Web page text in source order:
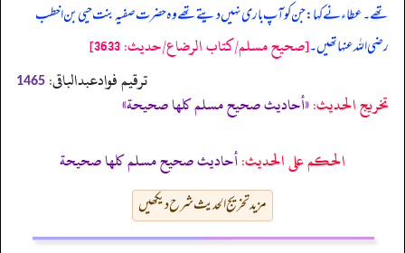
تھے۔ عطاء نے کہا: جن کو آپ باری نہیں دیتے تھے وہ حضرت صفیہ بنت حیی بن اخطب
رضی اللہ عنہا تھیں۔[صحيح مسلم/كتاب الرضاع/حدیث: 3633]
ترقیم فوادعبدالباقی: 1465
تخریج الحدیث:«أحاديث صحيح مسلم كلها صحيحة»
الحكم على الحديث:أحاديث صحيح مسلم كلها صحيحة
مزید تخریج الحدیث شرح دیکھیں